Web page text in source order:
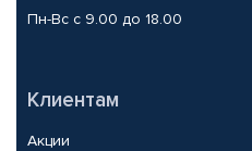
Пн-Вс с 9.00 до 18.00
Клиентам
Акции